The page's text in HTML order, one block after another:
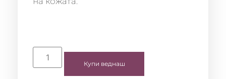
Купи веднаш